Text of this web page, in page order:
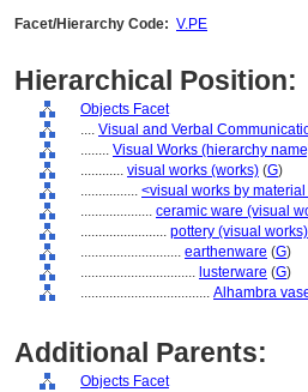
Facet/Hierarchy Code: V.PE
Hierarchical Position:
Objects Facet
.... Visual and Verbal
........ Visual Works (hierarchy
............ visual works (works) (G)
................ <visual works by
.................... ceramic ware (visual
........................ pottery (visual works)
............................ earthenware (G)
................................ lusterware (G)
.................................... Alhambra
Additional Parents:
Objects Facet